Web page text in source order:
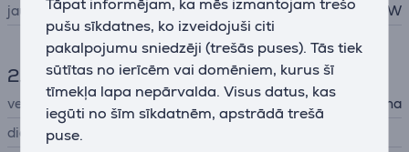
pušu sīkdatnes, ko izveidojuši citi
pakalpojumu sniedzēji (trešās puses). Tās tiek
sūtītas no ierīcēm vai domēniem, kurus šī
tīmekļa lapa nepārvalda. Visus datus, kas
iegūti no šīm sīkdatnēm, apstrādā trešā
puse.
jauda
1000 W
2. sildelements
veids
Čuguna
diametrs